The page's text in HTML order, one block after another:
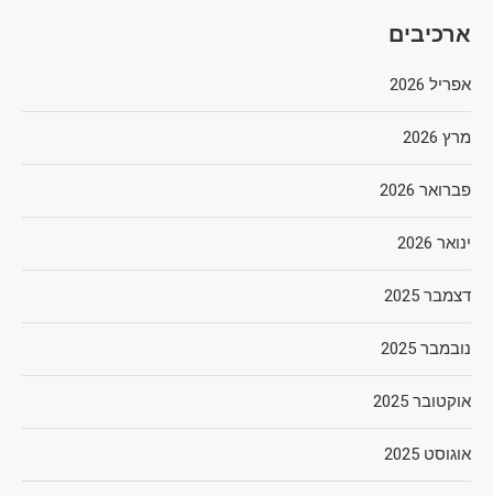
ארכיבים
אפריל 2026
מרץ 2026
פברואר 2026
ינואר 2026
דצמבר 2025
נובמבר 2025
אוקטובר 2025
אוגוסט 2025